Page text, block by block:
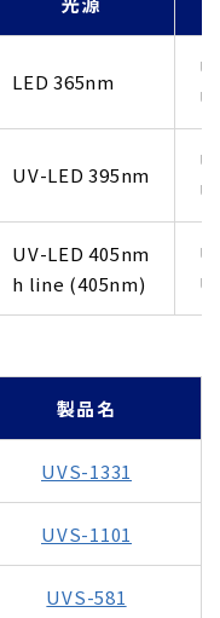
LED 365nm
UV-LED 395nm
UV-LED 405nm
h line (405nm)
製品名
UVS-1331
UVS-1101
UVS-581